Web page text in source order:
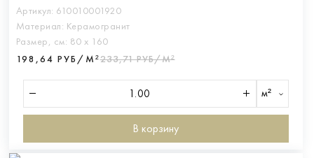
Артикул: 610010001920
Материал: Керамогранит
Размер, см: 80 х 160
198,64 РУБ/М²233,71 РУБ/М²
м²
В корзину